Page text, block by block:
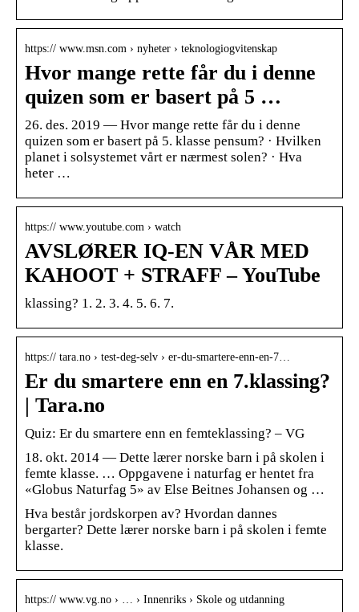
https:// www.msn.com › nyheter › teknologiogvitenskap
Hvor mange rette får du i denne
quizen som er basert på 5 …
26. des. 2019 — Hvor mange rette får du i denne
quizen som er basert på 5. klasse pensum? · Hvilken
planet i solsystemet vårt er nærmest solen? · Hva
heter …
https:// www.youtube.com › watch
AVSLØRER IQ-EN VÅR MED
KAHOOT + STRAFF – YouTube
klassing? 1. 2. 3. 4. 5. 6. 7.
https:// tara.no › test-deg-selv › er-du-smartere-enn-en-7…
Er du smartere enn en 7.klassing?
| Tara.no
Quiz: Er du smartere enn en femteklassing? – VG
18. okt. 2014 — Dette lærer norske barn i på skolen i
femte klasse. … Oppgavene i naturfag er hentet fra
«Globus Naturfag 5» av Else Beitnes Johansen og …
Hva består jordskorpen av? Hvordan dannes
bergarter? Dette lærer norske barn i på skolen i femte
klasse.
https:// www.vg.no › … › Innenriks › Skole og utdanning